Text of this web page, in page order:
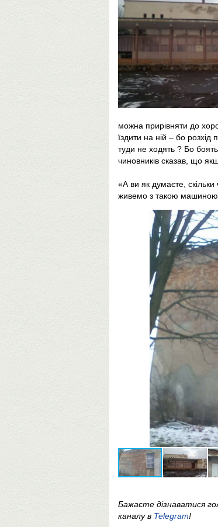
можна прирівняти до
їздити на ній – бо
туди не ходять ? Бо
чиновників сказав, що
«А ви як думаєте,
живемо з такою
Бажаєте дізнаватися
каналу в Telegram!